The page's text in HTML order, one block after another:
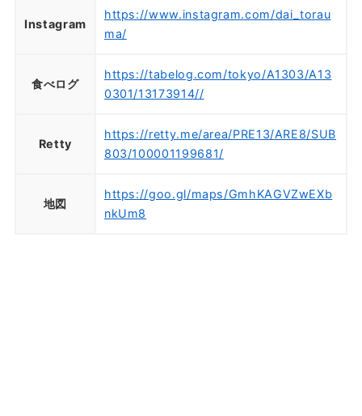
Instagram
https://www.instagram.com/dai_torau
ma/
食べログ
https://tabelog.com/tokyo/A1303/A13
0301/13173914//
Retty
https://retty.me/area/PRE13/ARE8/SUB
803/100001199681/
地図
https://goo.gl/maps/GmhKAGVZwEXb
nkUm8